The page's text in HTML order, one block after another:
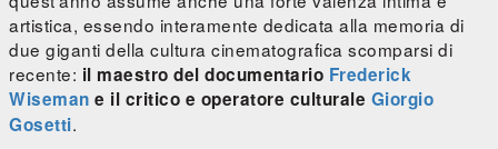
artistica, essendo interamente dedicata alla memoria di
due giganti della cultura cinematografica scomparsi di
recente: il maestro del documentario Frederick
Wiseman e il critico e operatore culturale Giorgio
Gosetti.